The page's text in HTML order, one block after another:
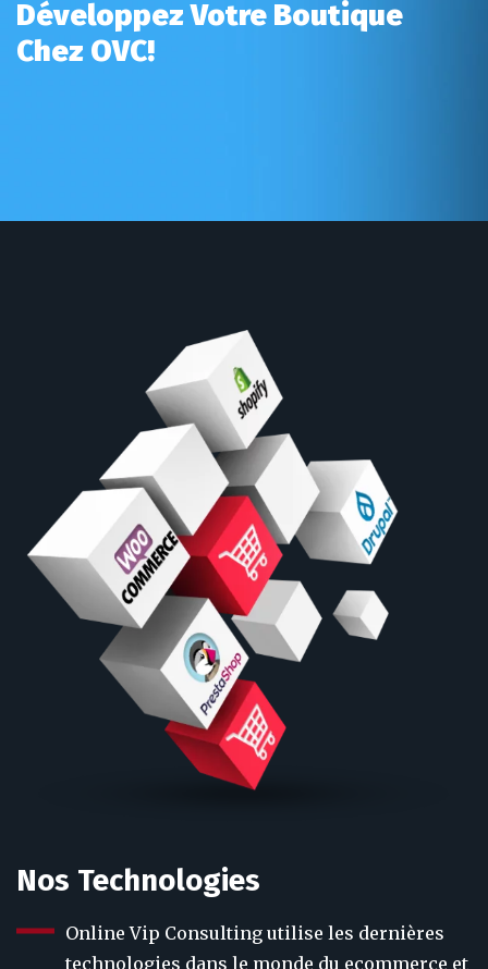
Développez Votre Boutique
Chez OVC!
Nos Technologies
Online Vip Consulting utilise les dernières
technologies dans le monde du ecommerce et